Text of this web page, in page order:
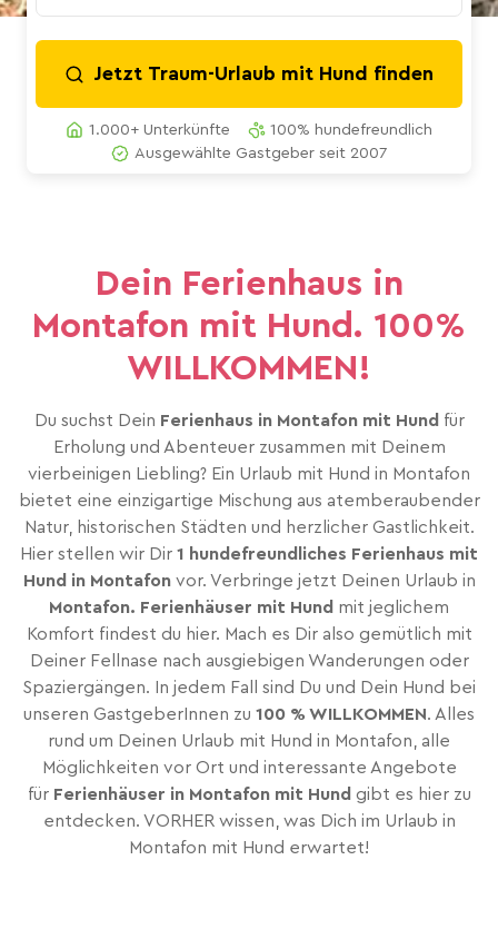
Jetzt Traum-Urlaub mit Hund finden
1.000+ Unterkünfte
100% hundefreundlich
Ausgewählte Gastgeber seit 2007
Dein Ferienhaus in
Montafon mit Hund. 100%
WILLKOMMEN!
Du suchst Dein Ferienhaus in Montafon mit Hund für
Erholung und Abenteuer zusammen mit Deinem
vierbeinigen Liebling? Ein Urlaub mit Hund in Montafon
bietet eine einzigartige Mischung aus atemberaubender
Natur, historischen Städten und herzlicher Gastlichkeit.
Hier stellen wir Dir 1 hundefreundliches Ferienhaus mit
Hund in Montafon vor. Verbringe jetzt Deinen Urlaub in
Montafon. Ferienhäuser mit Hund mit jeglichem
Komfort findest du hier. Mach es Dir also gemütlich mit
Deiner Fellnase nach ausgiebigen Wanderungen oder
Spaziergängen. In jedem Fall sind Du und Dein Hund bei
unseren GastgeberInnen zu 100 % WILLKOMMEN. Alles
rund um Deinen Urlaub mit Hund in Montafon, alle
Möglichkeiten vor Ort und interessante Angebote
für Ferienhäuser in Montafon mit Hund gibt es hier zu
entdecken. VORHER wissen, was Dich im Urlaub in
Montafon mit Hund erwartet!